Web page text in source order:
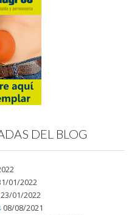
DEL BLOG
01/2022
23/01/2022
08/08/2021